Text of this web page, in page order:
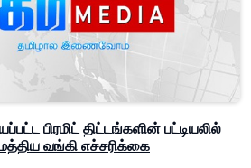
பிரமிட் திட்டங்களின் பட்டியலில்
வங்கி எச்சரிக்கை